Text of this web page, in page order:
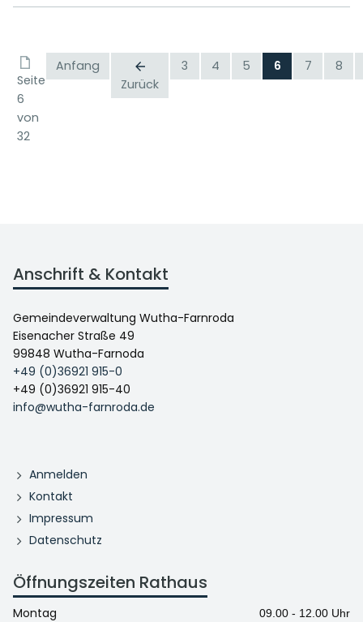
Seite
6
von
32
Anfang
Zurück
3 4 5 6 7 8
Anschrift & Kontakt
Gemeindeverwaltung Wutha-Farnroda
Eisenacher Straße 49
99848 Wutha-Farnoda
+49 (0)36921 915-0
+49 (0)36921 915-40
info@wutha-farnroda.de
Anmelden
Kontakt
Impressum
Datenschutz
Öffnungszeiten Rathaus
Montag 09.00 - 12.00 Uhr